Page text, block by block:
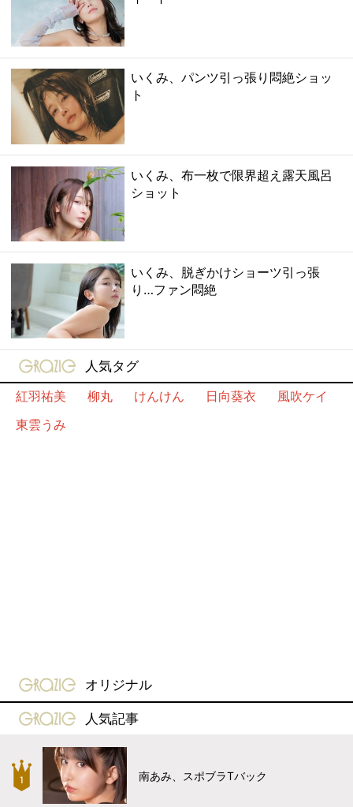
いくみ、パンツ引っ張り悶絶ショッ
ト
いくみ、布一枚で限界超え露天風呂
ショット
いくみ、脱ぎかけショーツ引っ張
り…ファン悶絶
gravure-grazie
人気タグ
紅羽祐美
柳丸 けんけん 日向葵衣
風吹ケイ
東雲うみ
gravure-grazie
オリジナル
gravure-grazie
人気記事
南あみ、スポブラTバック